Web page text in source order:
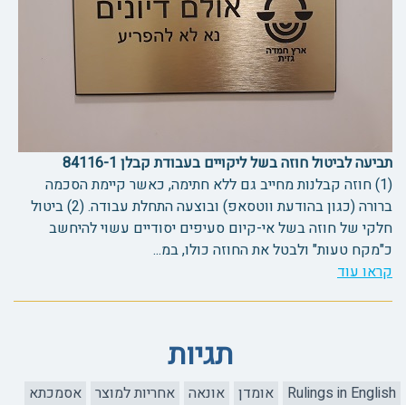
תביעה לביטול חוזה בשל ליקויים בעבודת קבלן 84116-1
(1) חוזה קבלנות מחייב גם ללא חתימה, כאשר קיימת הסכמה
ברורה (כגון בהודעת ווטסאפ) ובוצעה התחלת עבודה. (2) ביטול
חלקי של חוזה בשל אי-קיום סעיפים יסודיים עשוי להיחשב
כ"מקח טעות" ולבטל את החוזה כולו, במ...
קראו עוד
תגיות
Rulings in English אומדן אונאה אחריות למוצר
אסמכתא